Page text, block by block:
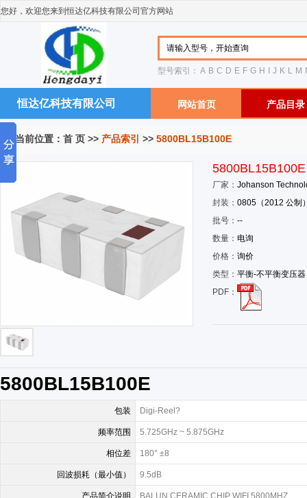
您好，欢迎您来到恒达亿科技有限公司官方网站
型号索引： A B C D E F G H J K L M
恒达亿科技有限公司 网站首页 产品目录
您当前位置： 首 页 >> 产品索引 >> 5800BL15B100E
5800BL15B100E
厂家： Johanson
封装： 0805（2012 公制
批号： --
数量： 电询
价格： 询价
类型： 平衡-不平衡变压器
PDF：
5800BL15B100E
包装 Digi-Reel?
频率范围 5.725GHz ~ 5.875GHz
相位差 180° ±8
回波损耗（最小值） 9.5dB
产品简介说明 BALUN CERAMIC CHIP WIFI 5800MHZ